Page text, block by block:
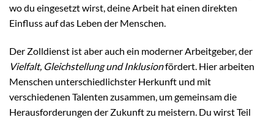
wo du eingesetzt wirst, deine Arbeit hat einen direkten
Einfluss auf das Leben der Menschen.
Der Zolldienst ist aber auch ein moderner Arbeitgeber, der
Vielfalt, Gleichstellung und Inklusionfördert. Hier arbeiten
Menschen unterschiedlichster Herkunft und mit
verschiedenen Talenten zusammen, um gemeinsam die
Herausforderungen der Zukunft zu meistern. Du wirst Teil